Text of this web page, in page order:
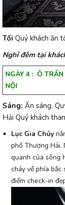
Tối Quý khách ăn
Nghỉ đêm tại
NGÀY 4 : Ô
NỘI
Sáng: Ăn sáng.
Hải Quý khách
Lục Gia Chủy
phố Thượng
quanh của sông
chảy về phía
điểm check-in